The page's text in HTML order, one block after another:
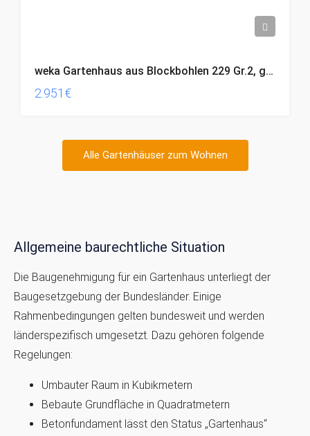
weka Gartenhaus aus Blockbohlen 229 Gr.2, grau, 21 mm
2.951€
Alle Gartenhäuser zum Wohnen
Allgemeine baurechtliche Situation
Die Baugenehmigung für ein Gartenhaus unterliegt der
Baugesetzgebung der Bundesländer. Einige
Rahmenbedingungen gelten bundesweit und werden
länderspezifisch umgesetzt. Dazu gehören folgende
Regelungen:
Umbauter Raum in Kubikmetern
Bebaute Grundfläche in Quadratmetern
Betonfundament lässt den Status „Gartenhaus“